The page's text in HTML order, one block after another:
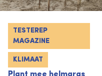
TESTEREP
MAGAZINE
KLIMAAT